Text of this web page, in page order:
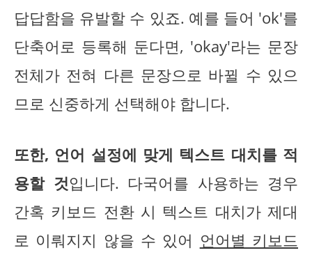
답답함을 유발할 수 있죠. 예를 들어 'ok'를
단축어로 등록해 둔다면, 'okay'라는 문장
전체가 전혀 다른 문장으로 바뀔 수 있으
므로 신중하게 선택해야 합니다.
또한, 언어 설정에 맞게 텍스트 대치를 적
용할 것입니다. 다국어를 사용하는 경우
간혹 키보드 전환 시 텍스트 대치가 제대
로 이뤄지지 않을 수 있어 언어별 키보드